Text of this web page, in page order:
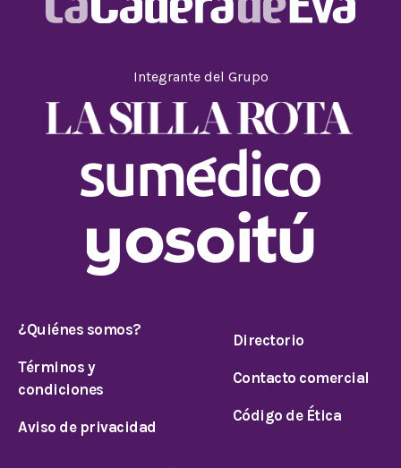
Integrante del Grupo
¿Quiénes somos?
Términos y
condiciones
Aviso de privacidad
Directorio
Contacto comercial
Código de Ética